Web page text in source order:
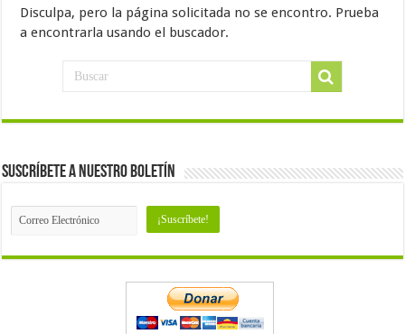
Disculpa, pero la página solicitada no se encontro. Prueba
a encontrarla usando el buscador.
Suscríbete a nuestro Boletín